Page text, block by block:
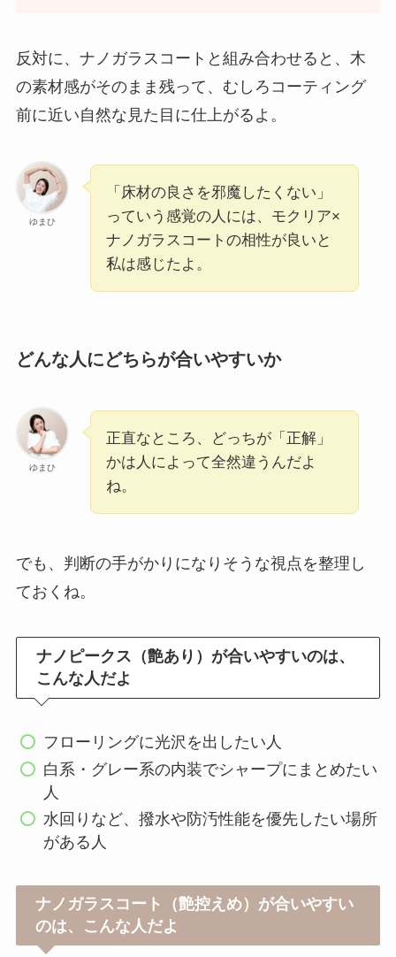
反対に、ナノガラスコートと組み合わせると、木
の素材感がそのまま残って、むしろコーティング
前に近い自然な見た目に仕上がるよ。
ゆまひ
「床材の良さを邪魔したくない」
っていう感覚の人には、モクリア×
ナノガラスコートの相性が良いと
私は感じたよ。
どんな人にどちらが合いやすいか
ゆまひ
正直なところ、どっちが「正解」
かは人によって全然違うんだよ
ね。
でも、判断の手がかりになりそうな視点を整理し
ておくね。
ナノピークス（艶あり）が合いやすいのは、
こんな人だよ
フローリングに光沢を出したい人
白系・グレー系の内装でシャープにまとめたい
人
水回りなど、撥水や防汚性能を優先したい場所
がある人
ナノガラスコート（艶控えめ）が合いやすい
のは、こんな人だよ